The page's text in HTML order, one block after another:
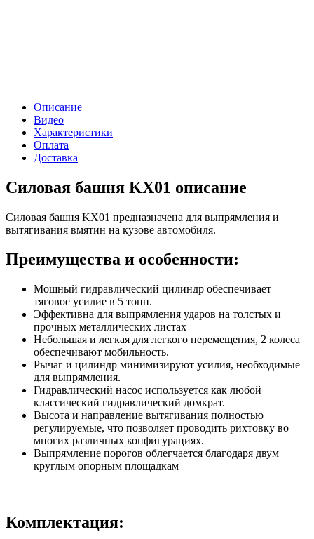
Описание
Видео
Характеристики
Оплата
Доставка
Силовая башня KX01 описание
Силовая башня KX01 предназначена для выпрямления и
вытягивания вмятин на кузове автомобиля.
Преимущества и особенности:
Мощный гидравлический цилиндр обеспечивает
тяговое усилие в 5 тонн.
Эффективна для выпрямления ударов на толстых и
прочных металлических листах
Небольшая и легкая для легкого перемещения, 2 колеса
обеспечивают мобильность.
Рычаг и цилиндр минимизируют усилия, необходимые
для выпрямления.
Гидравлический насос используется как любой
классический гидравлический домкрат.
Высота и направление вытягивания полностью
регулируемые, что позволяет проводить рихтовку во
многих различных конфигурациях.
Выпрямление порогов облегчается благодаря двум
круглым опорным площадкам
Комплектация: